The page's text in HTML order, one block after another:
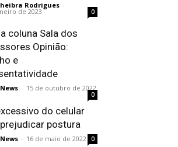
Rodrigues -
de 2023 0
coluna Sala dos
Opinião:
e
- 15 de outubro de 2022
0
do celular
postura
- 16 de maio de 2022 0